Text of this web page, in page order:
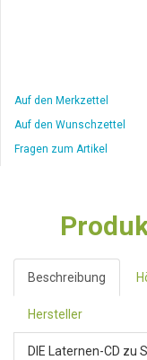
Auf den Merkzettel
Auf den Wunschzettel
Fragen zum Artikel
Beschreibung
Hersteller
DIE Laternen-CD zu